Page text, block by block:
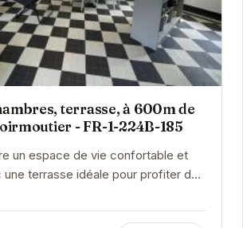
terrasse, à 600m de
- FR-1-224B-185
un espace de vie confortable et
une terrasse idéale pour profiter des
ensoleillées. Sa proximité...